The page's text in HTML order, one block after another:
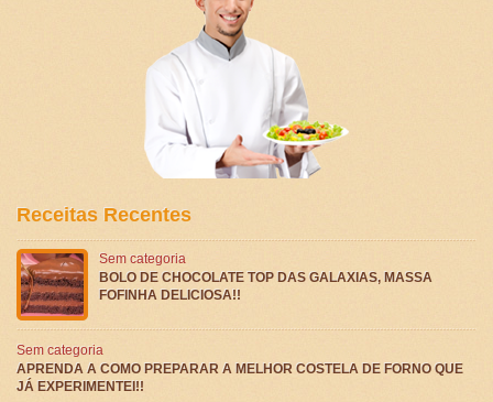
Receitas Recentes
Sem categoria
BOLO DE CHOCOLATE TOP DAS GALAXIAS, MASSA
FOFINHA DELICIOSA!!
Sem categoria
APRENDA A COMO PREPARAR A MELHOR COSTELA DE FORNO QUE
JÁ EXPERIMENTEI!!